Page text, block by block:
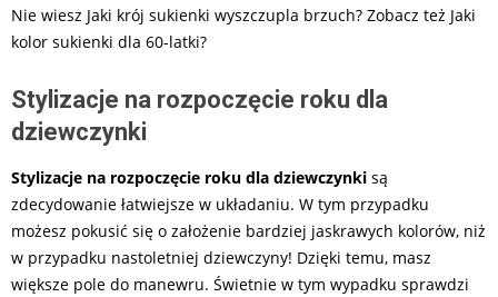
Nie wiesz Jaki krój sukienki wyszczupla brzuch? Zobacz też Jaki
kolor sukienki dla 60-latki?
Stylizacje na rozpoczęcie roku dla
dziewczynki
Stylizacje na rozpoczęcie roku dla dziewczynki są
zdecydowanie łatwiejsze w układaniu. W tym przypadku
możesz pokusić się o założenie bardziej jaskrawych kolorów, niż
w przypadku nastoletniej dziewczyny! Dzięki temu, masz
większe pole do manewru. Świetnie w tym wypadku sprawdzi